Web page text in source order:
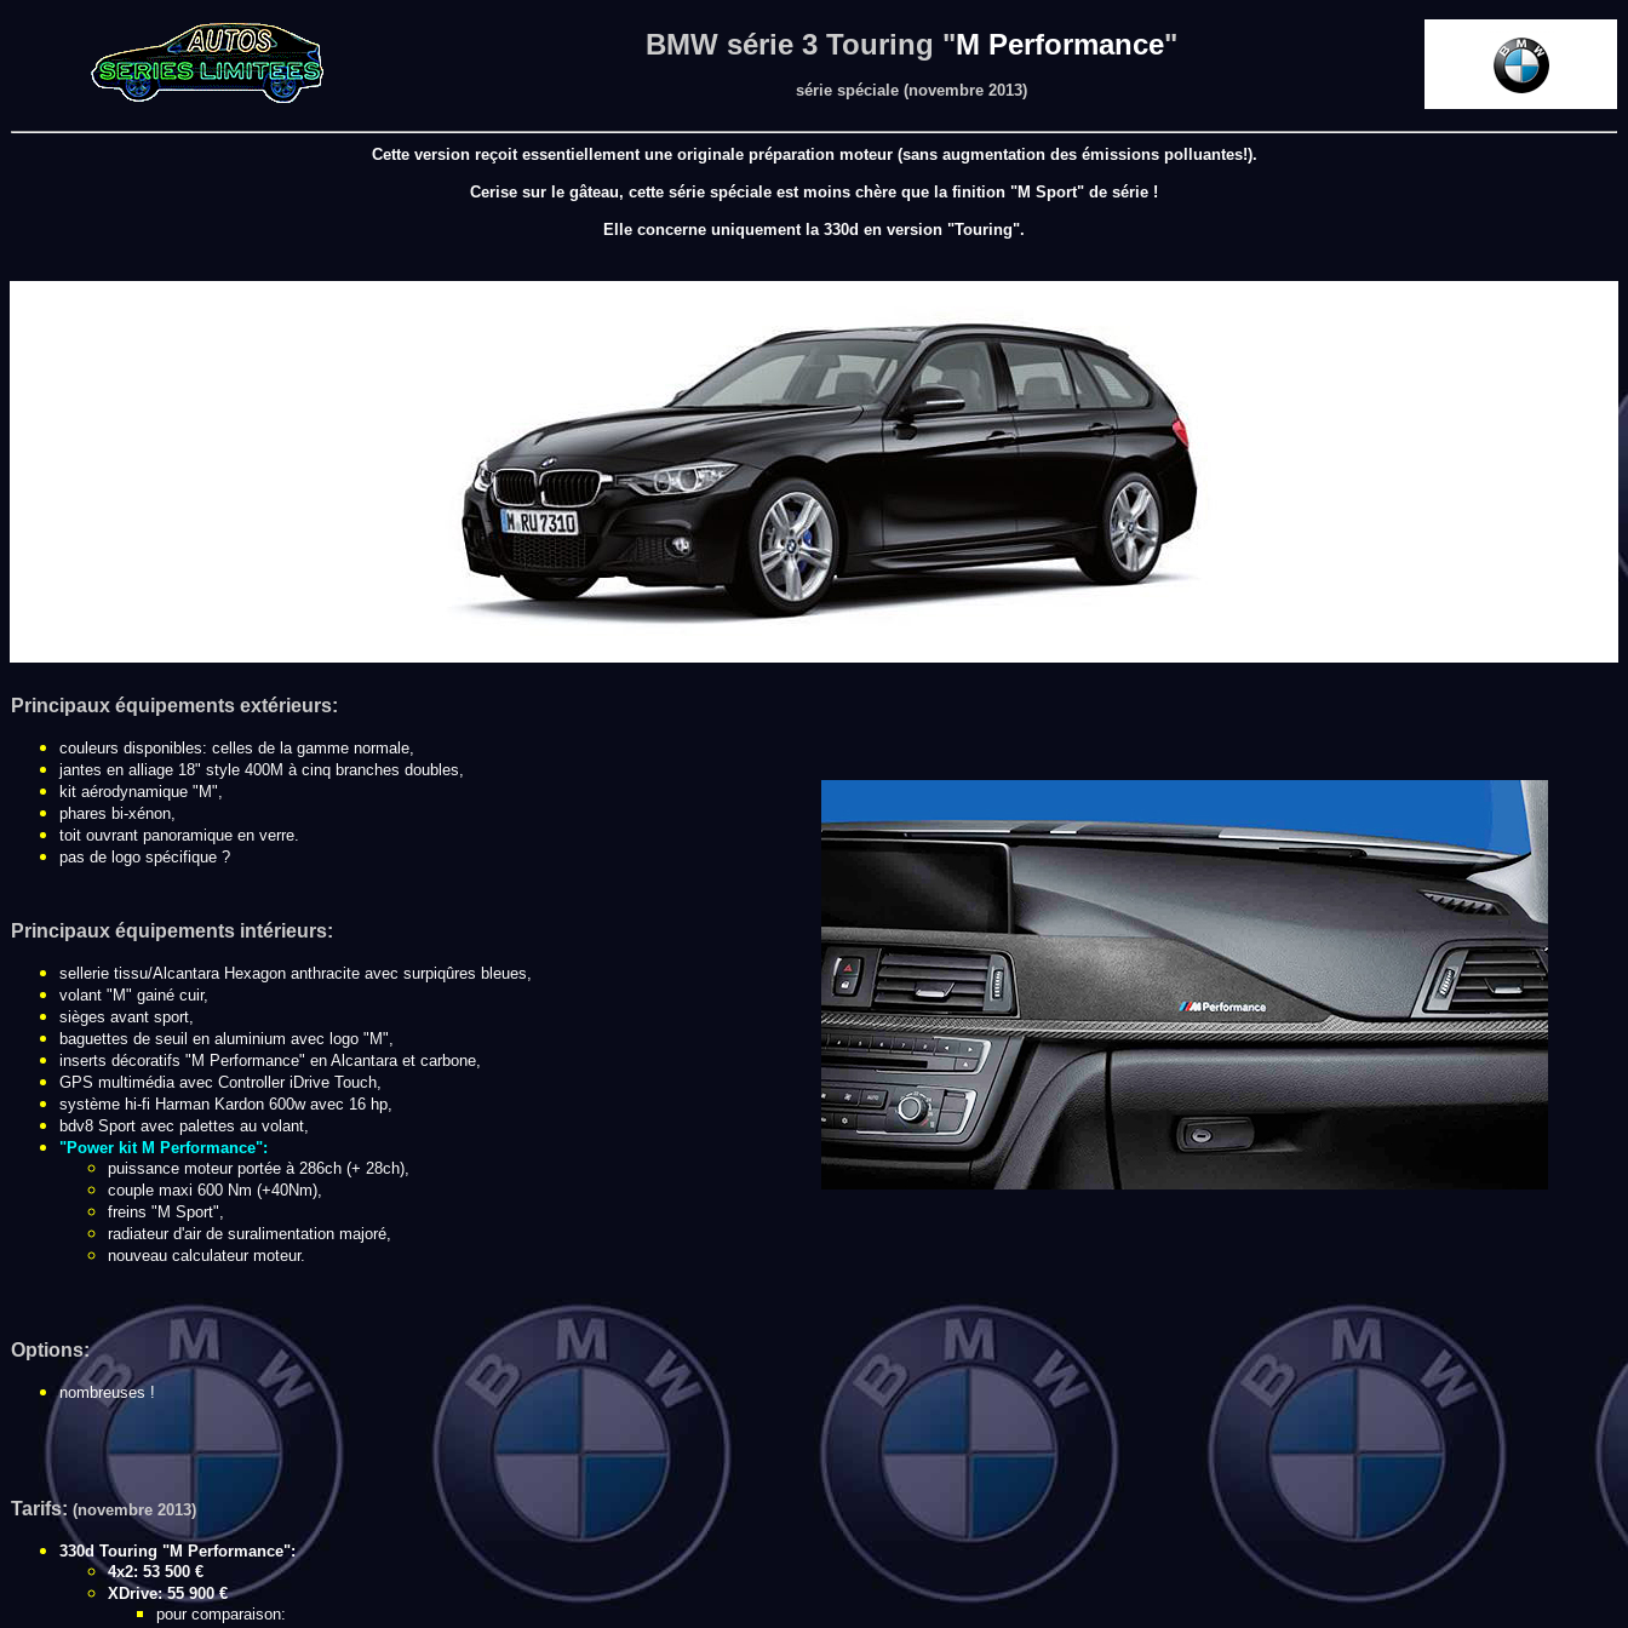
BMW série 3 Touring "M Performance"
série spéciale (novembre 2013)
Cette version reçoit essentiellement une originale préparation moteur (sans augmentation des émissions polluantes!).
Cerise sur le gâteau, cette série spéciale est moins chère que la finition "M Sport" de série !
Elle concerne uniquement la 330d en version "Touring".
Principaux équipements extérieurs:
couleurs disponibles: celles de la gamme normale,
jantes en alliage 18" style 400M à cinq branches doubles,
kit aérodynamique "M",
phares bi-xénon,
toit ouvrant panoramique en verre.
pas de logo spécifique ?
Principaux équipements intérieurs:
sellerie tissu/Alcantara Hexagon anthracite avec surpiqûres bleues,
volant "M" gainé cuir,
sièges avant sport,
baguettes de seuil en aluminium avec logo "M",
inserts décoratifs "M Performance" en Alcantara et carbone,
GPS multimédia avec Controller iDrive Touch,
système hi-fi Harman Kardon 600w avec 16 hp,
bdv8 Sport avec palettes au volant,
"Power kit M Performance":
puissance moteur portée à 286ch (+ 28ch),
couple maxi 600 Nm (+40Nm),
freins "M Sport",
radiateur d'air de suralimentation majoré,
nouveau calculateur moteur.
Options:
nombreuses !
Tarifs: (novembre 2013)
330d Touring "M Performance":
4x2: 53 500 €
XDrive: 55 900 €
pour comparaison: